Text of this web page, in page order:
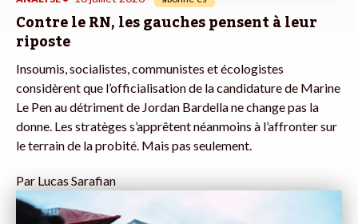
Contre le RN, les gauches pensent à leur
riposte
Insoumis, socialistes, communistes et écologistes
considèrent que l’officialisation de la candidature de Marine
Le Pen au détriment de Jordan Bardella ne change pas la
donne. Les stratèges s’apprêtent néanmoins à l’affronter sur
le terrain de la probité. Mais pas seulement.
Par Lucas Sarafian